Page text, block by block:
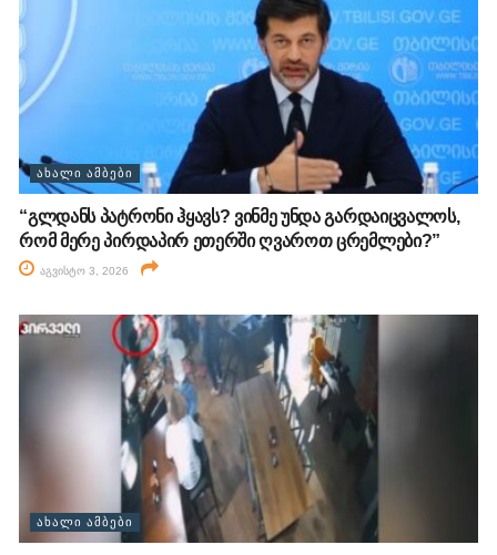
ᲐᲮᲐᲚᲘ ᲐᲛᲑᲔᲑᲘ
“გლდანს პატრონი ჰყავს? ვინმე უნდა გარდაიცვალოს,
რომ მერე პირდაპირ ეთერში ღვაროთ ცრემლები?”
აგვისტო 3, 2026
ᲐᲮᲐᲚᲘ ᲐᲛᲑᲔᲑᲘ